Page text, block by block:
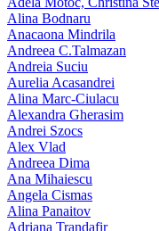
Alina Bodnaru
Anacaona Mindrila
Andreea C.Talmazan
Andreia Suciu
Aurelia Acasandrei
Alina Marc-Ciulacu
Alexandra Gherasim
Andrei Szocs
Alex Vlad
Andreea Dima
Ana Mihaiescu
Angela Cismas
Alina Panaitov
Adriana Trandafir